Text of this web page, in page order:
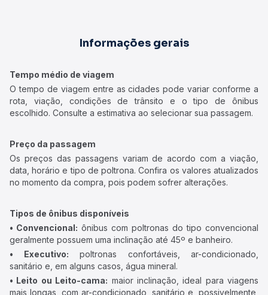
Informações gerais
Tempo médio de viagem
O tempo de viagem entre as cidades pode variar conforme a
rota, viação, condições de trânsito e o tipo de ônibus
escolhido. Consulte a estimativa ao selecionar sua passagem.
Preço da passagem
Os preços das passagens variam de acordo com a viação,
data, horário e tipo de poltrona. Confira os valores atualizados
no momento da compra, pois podem sofrer alterações.
Tipos de ônibus disponíveis
• Convencional: ônibus com poltronas do tipo convencional
geralmente possuem uma inclinação até 45º e banheiro.
• Executivo: poltronas confortáveis, ar-condicionado,
sanitário e, em alguns casos, água mineral.
• Leito ou Leito-cama: maior inclinação, ideal para viagens
mais longas, com ar-condicionado, sanitário e, possivelmente,